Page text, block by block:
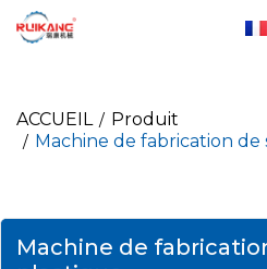
ACCUEIL
Produit
Machine de fabrication de
Machine de